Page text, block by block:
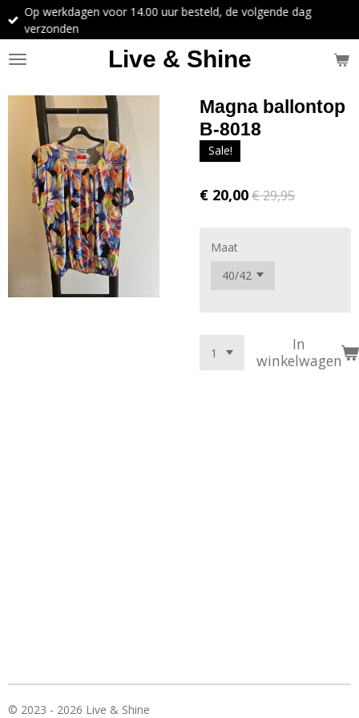
Ga
direct
de
Live & Shine
Op werkdagen voor 14.00 uur besteld, de volgende dag
verzonden
Magna ballontop
B-8018
Sale!
€ 20,00€ 29,95
Maat
In
winkelwagen
© 2023 - 2026 Live & Shine